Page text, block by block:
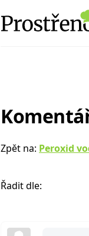
Zpět na: Peroxid
Řadit dle: